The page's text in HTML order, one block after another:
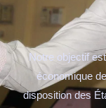
Notre objectif
économique
disposition des